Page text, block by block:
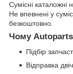
Сумісні каталожні
Не впевнені у
безкоштовно.
Чому
Підбір
Відправка